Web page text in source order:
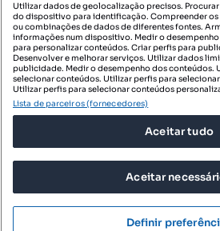
SIGA-NOS:
DESCARREGAR
© 2026 Imovirtual.com, OLX
TERMOS DE
POLÍTICA DE
Utilizar dados de geolocalização precisos.
do dispositivo para identificação. Compreender
ou combinações de dados de diferentes fontes.
informações num dispositivo. Medir o
para personalizar conteúdos. Criar perfis para
Desenvolver e melhorar serviços. Utilizar dados
publicidade. Medir o desempenho dos conteúdos.
selecionar conteúdos. Utilizar perfis para
Utilizar perfis para selecionar conteúdos
Lista de parceiros (fornecedores)
Aceitar tudo
Aceitar
Definir